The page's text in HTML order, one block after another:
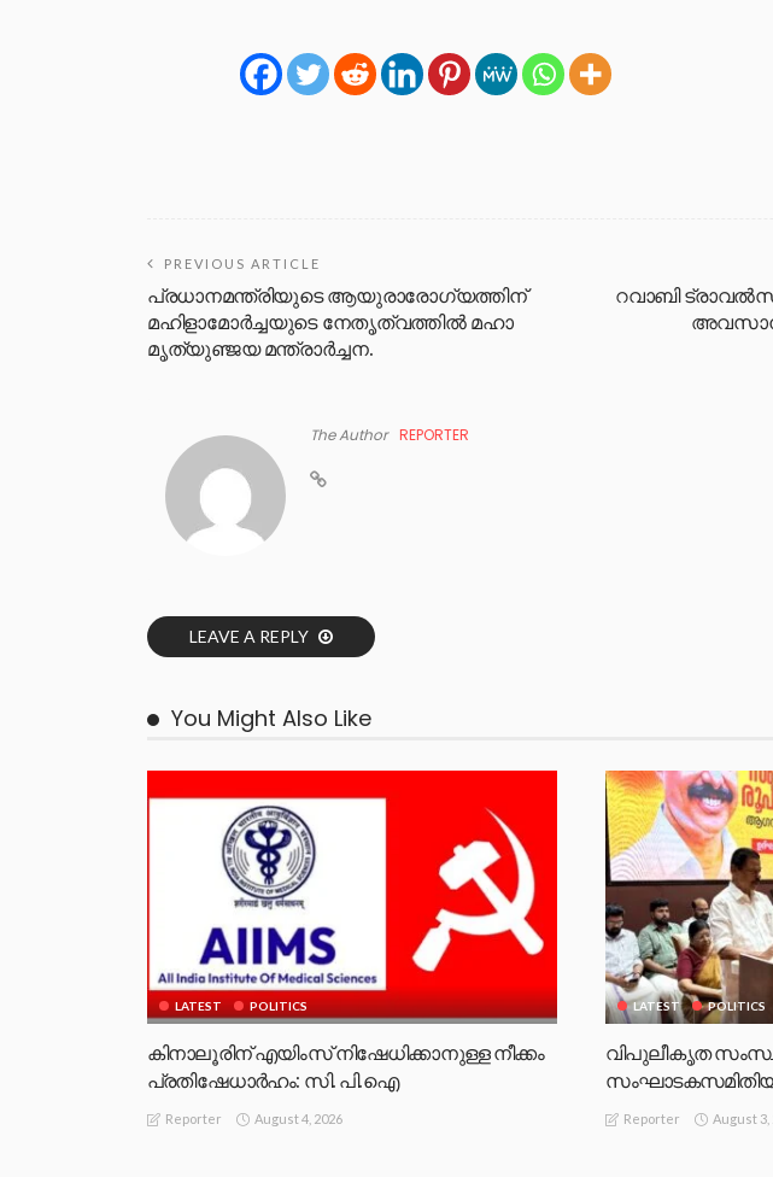
PREVIOUS ARTICLE
പ്രധാനമന്ത്രിയുടെ ആയുരാരോഗ്യത്തിന്
മഹിളാമോർച്ചയുടെ നേതൃത്വത്തിൽ മഹാ
മൃത്യുഞ്ജയ മന്ത്രാർച്ചന.
റവാബി
അവസാന
The Author REPORTER
LEAVE A REPLY
You Might Also Like
LATEST POLITICS
കിനാലൂരിന് എയിംസ് നിഷേധിക്കാനുള്ള നീക്കം
പ്രതിഷേധാർഹം: സി. പി.ഐ
Reporter August 4, 2026
LATEST POLITICS
വിപുലീകൃത
Reporter August 3,